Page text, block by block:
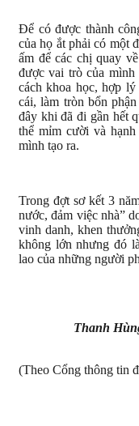
Để có được thành
của họ ắt phải có một
ấm để các chị quay
được vai trò của mình
cách khoa học, hợp
cái, làm tròn bổn
đây khi đã đi gần hết
thể mỉm cười và
mình tạo ra.
Trong đợt sơ kết 3
nước, đảm việc nhà”
vinh danh, khen
không lớn nhưng đó
lao của những người
Thanh
(Theo Cổng thông tin